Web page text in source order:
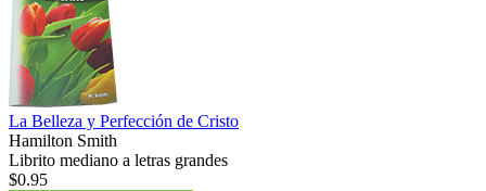
La Belleza y Perfección de Cristo
Hamilton Smith
Librito mediano a letras grandes
$0.95